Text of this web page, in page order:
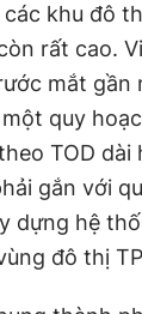
khu đô
rất cao.
mắt gần
quy
TOD dài
gắn với
dựng hệ
đô thị